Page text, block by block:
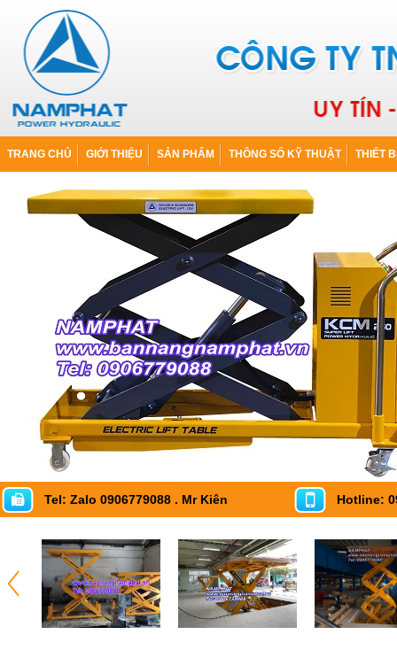
TRANG CHỦ GIỚI THIỆU SẢN PHẨM THÔNG SỐ KỸ THUẬT THIẾT
Tel: Zalo 0906779088 . Mr Kiên Hotline: